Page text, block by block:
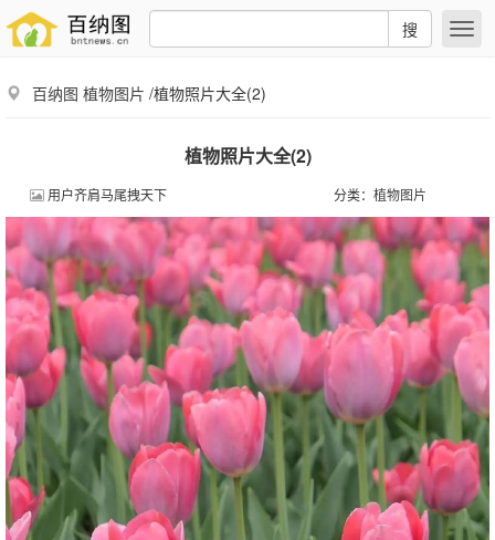
搜
百纳图 植物图片 /植物照片大全(2)
植物照片大全(2)
用户齐肩马尾拽天下 分类： 植物图片